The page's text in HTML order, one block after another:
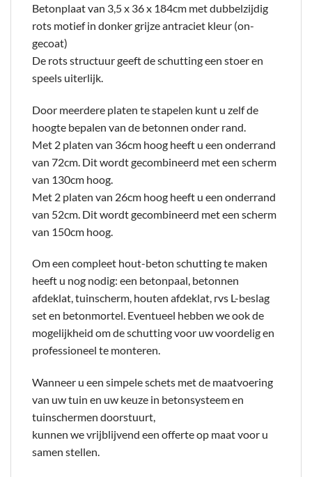
Betonplaat van 3,5 x 36 x 184cm met dubbelzijdig
rots motief in donker grijze antraciet kleur (on-
gecoat)
De rots structuur geeft de schutting een stoer en
speels uiterlijk.
Door meerdere platen te stapelen kunt u zelf de
hoogte bepalen van de betonnen onder rand.
Met 2 platen van 36cm hoog heeft u een onderrand
van 72cm. Dit wordt gecombineerd met een scherm
van 130cm hoog.
Met 2 platen van 26cm hoog heeft u een onderrand
van 52cm. Dit wordt gecombineerd met een scherm
van 150cm hoog.
Om een compleet hout-beton schutting te maken
heeft u nog nodig: een betonpaal, betonnen
afdeklat, tuinscherm, houten afdeklat, rvs L-beslag
set en betonmortel. Eventueel hebben we ook de
mogelijkheid om de schutting voor uw voordelig en
professioneel te monteren.
Wanneer u een simpele schets met de maatvoering
van uw tuin en uw keuze in betonsysteem en
tuinschermen doorstuurt,
kunnen we vrijblijvend een offerte op maat voor u
samen stellen.